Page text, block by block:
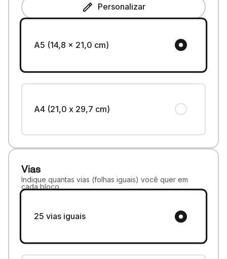
Personalizar
A5 (14,8 x 21,0 cm)
A4 (21,0 x 29,7 cm)
Vias
Indique quantas vias (folhas iguais) você quer em
cada bloco
25 vias iguais